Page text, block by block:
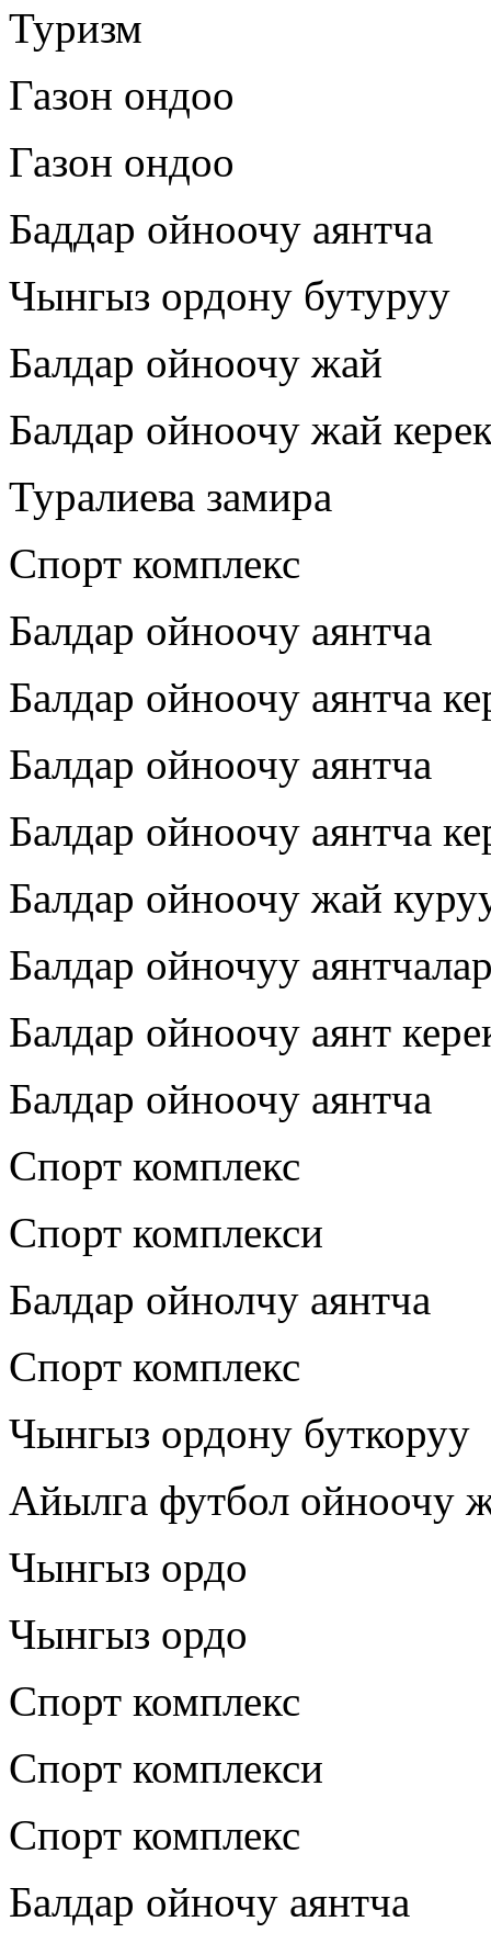
Туризм
Газон ондоо
Газон ондоо
Баддар ойноочу аянтча
Чынгыз ордону бутуруу
Балдар ойноочу жай
Балдар ойноочу жай
Туралиева замира
Спорт комплекс
Балдар ойноочу аянтча
Балдар ойноочу аянтча
Балдар ойноочу аянтча
Балдар ойноочу аянтча
Балдар ойноочу жай
Балдар ойночуу
Балдар ойноочу аянт
Балдар ойноочу аянтча
Спорт комплекс
Спорт комплекси
Балдар ойнолчу аянтча
Спорт комплекс
Чынгыз ордону буткоруу
Айылга футбол ойноочу
Чынгыз ордо
Чынгыз ордо
Спорт комплекс
Спорт комплекси
Спорт комплекс
Балдар ойночу аянтча